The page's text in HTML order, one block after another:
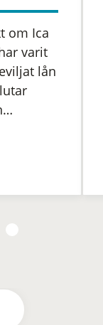
om Ica
varit
lån